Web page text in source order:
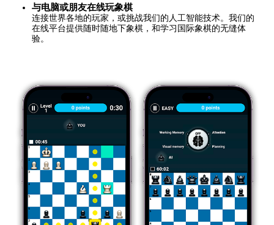
与电脑或朋友在线玩象棋
连接世界各地的玩家，或挑战我们的人工智能技术。我们的
在线平台提供随时随地下象棋，和学习国际象棋的无缝体
验。